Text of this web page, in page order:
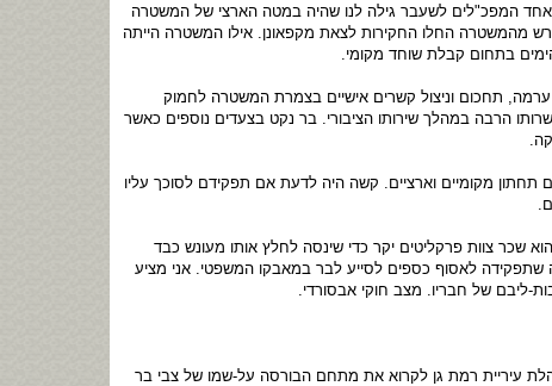
המפכ"לים לשעבר גילה לנו שהיה במטה הארצי של המשטרה
מהמשטרה החלו החקירות לצאת מקפאונן. אילו המשטרה הייתה
בתחום קבלת שוחד מקומי.
תחכום וניצול קשרים אישיים בצמרת המשטרה לחמוק
הרבה במהלך שירותו הציבורי. בר נקט בצעדים נוספים כאשר
תחתון מקומיים וארציים. קשה היה לדעת אם תפקידם לסוכך עליו
שכר צוות פרקליטים יקר כדי שינסה לחלץ אותו מעונש כבד
שתפקידה לאסוף כספים לסייע לבר במאבקו המשפטי. אני מציע
ליבם של חבריו. מצב חוקי אבסורדי.
עיריית רמת גן לקרוא את מתחם הבורסה על-שמו של צבי בר